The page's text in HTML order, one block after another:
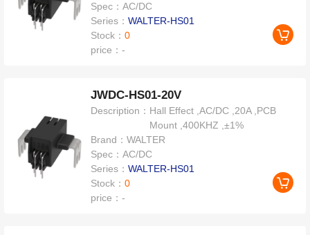
Spec：AC/DC
Series：WALTER-HS01
Stock：0
price：-
JWDC-HS01-20V
Description： Hall Effect ,AC/DC ,20A ,PCB
Mount ,400KHZ ,±1%
Brand：WALTER
Spec：AC/DC
Series：WALTER-HS01
Stock：0
price：-